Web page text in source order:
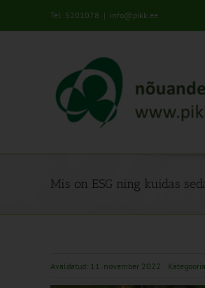
Tel: 5201078 | info@pikk.ee
Mis on ESG ning kuidas
Avaldatud: 11. november 2022